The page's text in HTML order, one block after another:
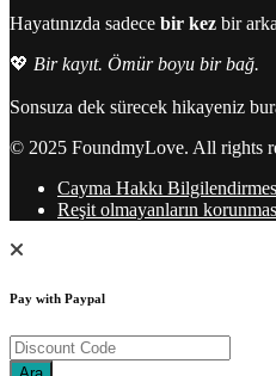
Hayatınızda sadece bir kez bir
💖 Bir kayıt. Ömür boyu bir bağ.
Sonsuza dek sürecek hikayeniz
© 2025 FoundmyLove. All rights
Cayma Hakkı
Reşit olmayanların
Pay with Paypal